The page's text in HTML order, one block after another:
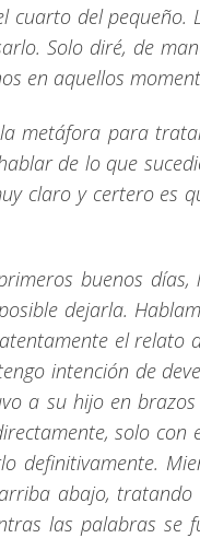
cuarto del
Solo diré, de
en aquellos
la metáfora para
de lo que
claro y certero es
buenos
dejarla.
el
intención de
a su hijo en
solo
definitivamente.
abajo,
las palabras